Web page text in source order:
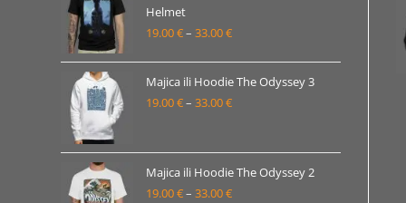
33.00 €
Helmet
19.00€– 33.00€Raspon
od
19.00 €
Majica ili Hoodie The Odyssey 3
19.00€– 33.00€Raspon
od
19.00 €
do
Majica ili Hoodie The Odyssey 2
19.00€– 33.00€Raspon